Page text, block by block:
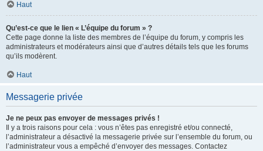
Haut
Qu’est-ce que le lien « L’équipe du forum » ?
Cette page donne la liste des membres de l’équipe du forum, y compris les
administrateurs et modérateurs ainsi que d’autres détails tels que les forums
qu’ils modèrent.
Haut
Messagerie privée
Je ne peux pas envoyer de messages privés !
Il y a trois raisons pour cela : vous n’êtes pas enregistré et/ou connecté,
l’administrateur a désactivé la messagerie privée sur l’ensemble du forum, ou
l’administrateur vous a empêché d’envoyer des messages. Contactez